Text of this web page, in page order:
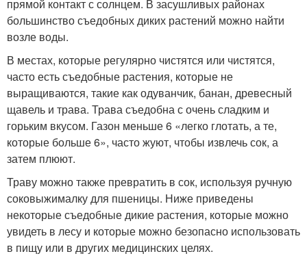
прямой контакт с солнцем. В засушливых районах
большинство съедобных диких растений можно найти
возле воды.
В местах, которые регулярно чистятся или чистятся,
часто есть съедобные растения, которые не
выращиваются, такие как одуванчик, банан, древесный
щавель и трава. Трава съедобна с очень сладким и
горьким вкусом. Газон меньше 6 «легко глотать, а те,
которые больше 6», часто жуют, чтобы извлечь сок, а
затем плюют.
Траву можно также превратить в сок, используя ручную
соковыжималку для пшеницы. Ниже приведены
некоторые съедобные дикие растения, которые можно
увидеть в лесу и которые можно безопасно использовать
в пищу или в других медицинских целях.